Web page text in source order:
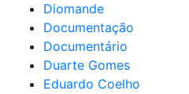
Diomande
Documentação
Documentário
Duarte Gomes
Eduardo Coelho